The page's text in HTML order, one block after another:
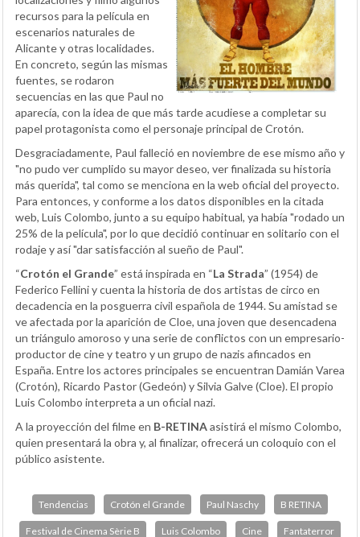
recursos para la película en
escenarios naturales de
Alicante y otras localidades.
En concreto, según las mismas
fuentes, se rodaron
secuencias en las que Paul no
aparecía, con la idea de que más tarde acudiese a completar su
papel protagonista como el personaje principal de Crotón.
Desgraciadamente, Paul falleció en noviembre de ese mismo año y
"no pudo ver cumplido su mayor deseo, ver finalizada su historia
más querida", tal como se menciona en la web oficial del proyecto.
Para entonces, y conforme a los datos disponibles en la citada
web, Luis Colombo, junto a su equipo habitual, ya había "rodado un
25% de la película", por lo que decidió continuar en solitario con el
rodaje y así "dar satisfacción al sueño de Paul".
“Crotón el Grande” está inspirada en “La Strada” (1954) de
Federico Fellini y cuenta la historia de dos artistas de circo en
decadencia en la posguerra civil española de 1944. Su amistad se
ve afectada por la aparición de Cloe, una joven que desencadena
un triángulo amoroso y una serie de conflictos con un empresario-
productor de cine y teatro y un grupo de nazis afincados en
España. Entre los actores principales se encuentran Damián Varea
(Crotón), Ricardo Pastor (Gedeón) y Silvia Galve (Cloe). El propio
Luis Colombo interpreta a un oficial nazi.
A la proyección del filme en B-RETINAasistirá el mismo Colombo,
quien presentará la obra y, al finalizar, ofrecerá un coloquio con el
público asistente.
Tendencias Crotón el Grande Paul Naschy B RETINA
Festival de Cinema Sèrie B Luis Colombo Cine Fantaterror